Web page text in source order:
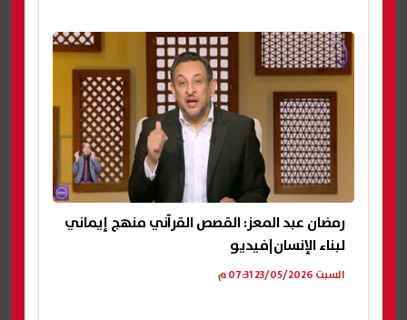
رمضان عبد المعز: القصص القرآني منهج إيماني
لبناء الإنسان|فيديو
السبت 23/05/2026 07:31 م